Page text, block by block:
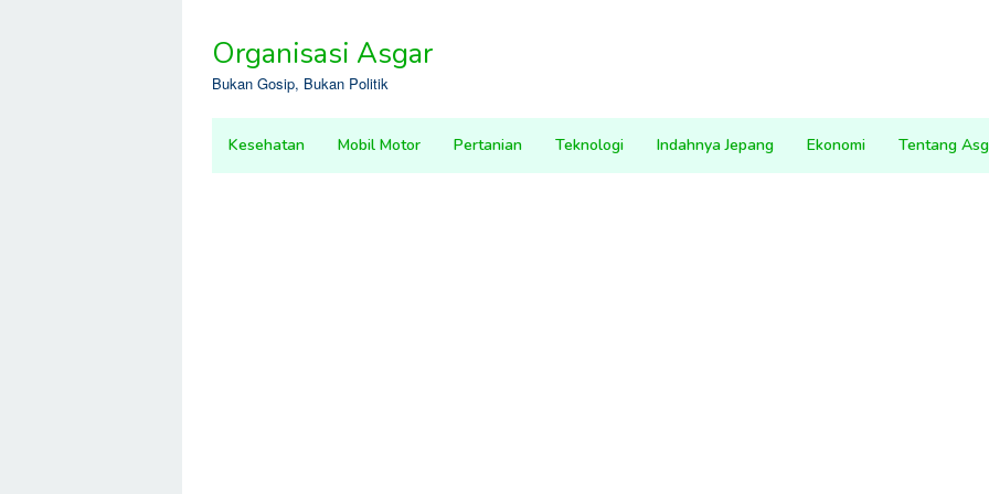
contentOrganisasi Asgar
Bukan Gosip, Bukan Politik
Kesehatan Mobil Motor Pertanian Teknologi Indahnya Jepang Ekonomi Tentang